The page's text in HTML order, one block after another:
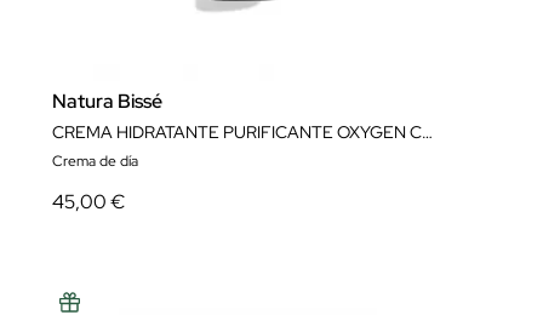
Natura Bissé
CREMA HIDRATANTE PURIFICANTE OXYGEN CREAM NATURA BISSÉ
Crema de día
45,00 €